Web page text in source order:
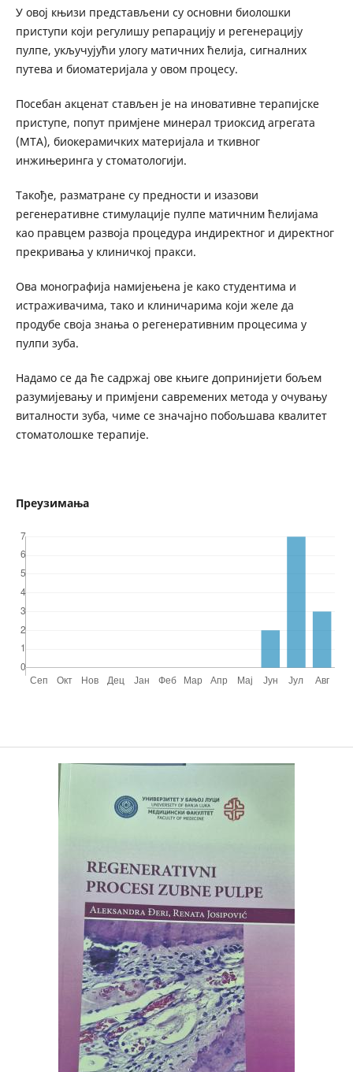
У овој књизи представљени су основни биолошки
приступи који регулишу репарацију и регенерацију
пулпе, укључујући улогу матичних ћелија, сигналних
путева и биоматеријала у овом процесу.
Посебан акценат стављен је на иновативне терапијске
приступе, попут примјене минерал триоксид агрегата
(МТА), биокерамичких материјала и ткивног
инжињеринга у стоматологији.
Такође, разматране су предности и изазови
регенеративне стимулације пулпе матичним ћелијама
као правцем развоја процедура индиректног и директног
прекривања у клиничкој пракси.
Ова монографија намијењена је како студентима и
истраживачима, тако и клиничарима који желе да
продубе своја знања о регенеративним процесима у
пулпи зуба.
Надамо се да ће садржај ове књиге допринијети бољем
разумијевању и примјени савремених метода у очувању
виталности зуба, чиме се значајно побољшава квалитет
стоматолошке терапије.
Преузимања